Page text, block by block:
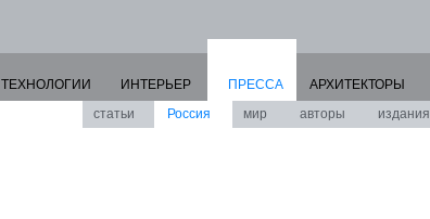
ТЕХНОЛОГИИ ИНТЕРЬЕР
ПРЕССА
статьи
Россия мир авторы издания
АРХИТЕКТОРЫ